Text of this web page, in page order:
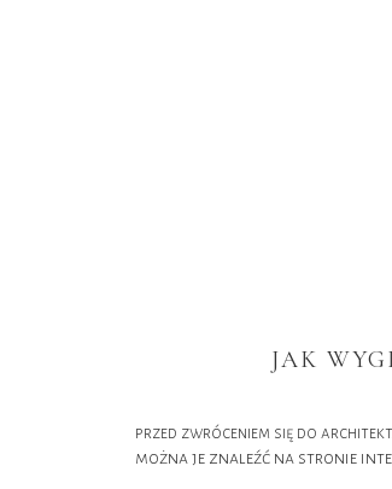
JAK
przed zwróceniem się do
można je znaleźć na stronie